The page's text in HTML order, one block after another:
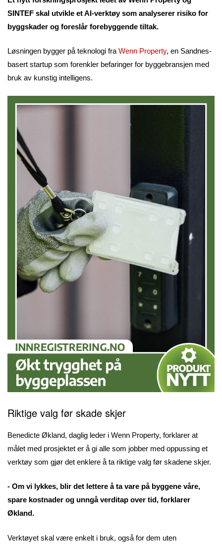
SINTEF skal utvikle et AI-verktøy som analyserer risiko for
byggskader og foreslår forebyggende tiltak.
Løsningen bygger på teknologi fra Wenn Property, en Sandnes-
basert startup som forenkler befaringer for byggebransjen med
bruk av kunstig intelligens.
Riktige valg før skade skjer
Benedicte Økland, daglig leder i Wenn Property, forklarer at
målet med prosjektet er å gi alle som jobber med oppussing et
verktøy som gjør det enklere å ta riktige valg før skadene skjer.
- Om vi lykkes, blir det lettere å ta vare på byggene våre,
spare kostnader og unngå verditap over tid, forklarer
Økland.
Verktøyet skal være enkelt i bruk, også for dem uten